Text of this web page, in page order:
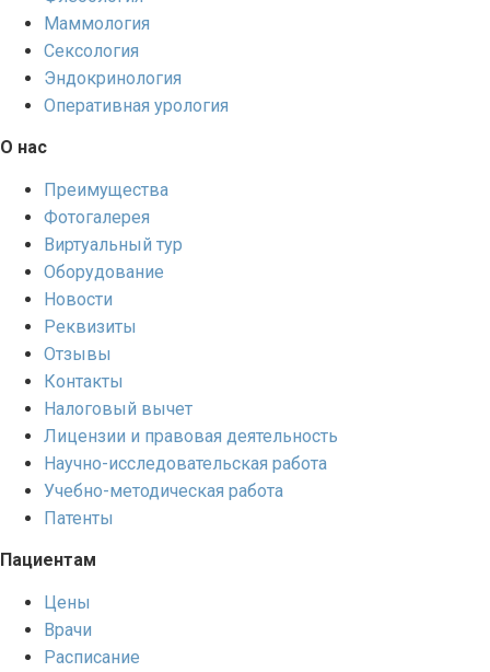
Маммология
Сексология
Эндокринология
Оперативная урология
О нас
Преимущества
Фотогалерея
Виртуальный тур
Оборудование
Новости
Реквизиты
Отзывы
Контакты
Налоговый вычет
Лицензии и правовая деятельность
Научно-исследовательская работа
Учебно-методическая работа
Патенты
Пациентам
Цены
Врачи
Расписание